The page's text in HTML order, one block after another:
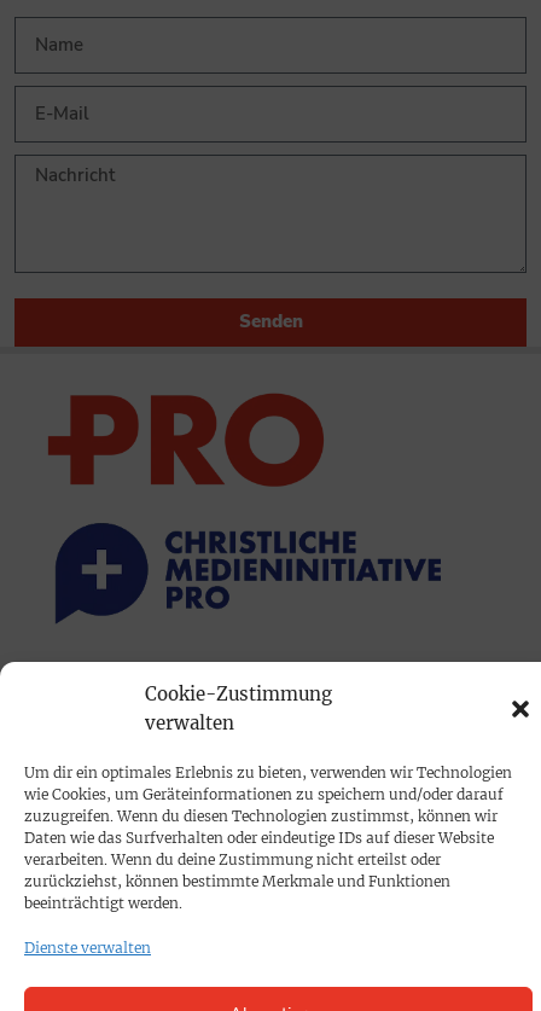
Cookie-Zustimmung
verwalten
Um dir ein optimales Erlebnis zu bieten, verwenden wir Technologien
wie Cookies, um Geräteinformationen zu speichern und/oder darauf
zuzugreifen. Wenn du diesen Technologien zustimmst, können wir
Daten wie das Surfverhalten oder eindeutige IDs auf dieser Website
verarbeiten. Wenn du deine Zustimmung nicht erteilst oder
zurückziehst, können bestimmte Merkmale und Funktionen
beeinträchtigt werden.
Dienste verwalten
Senden
PRINTAUSGABE
Mediadaten
PROKOMPAKT
Impressum
SPENDEN
Datenschutz